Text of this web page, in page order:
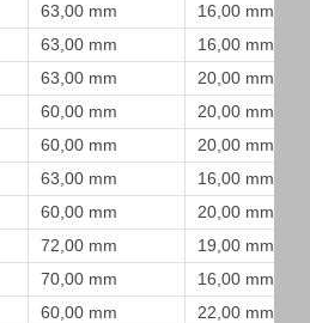
63,00 mm
16,00 mm
63,00 mm
16,00 mm
63,00 mm
20,00 mm
60,00 mm
20,00 mm
60,00 mm
20,00 mm
63,00 mm
16,00 mm
60,00 mm
20,00 mm
72,00 mm
19,00 mm
70,00 mm
16,00 mm
60,00 mm
22,00 mm